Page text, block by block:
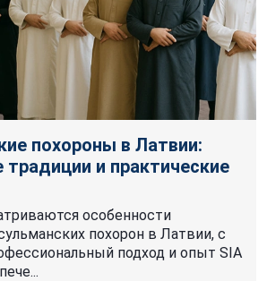
похороны в Латвии:
традиции и практические
особенности
похорон в Латвии, с
подход и опыт SIA